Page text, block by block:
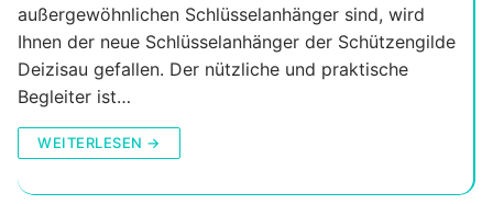
außergewöhnlichen Schlüsselanhänger sind, wird
Ihnen der neue Schlüsselanhänger der Schützengilde
Deizisau gefallen. Der nützliche und praktische
Begleiter ist…
WEITERLESEN →